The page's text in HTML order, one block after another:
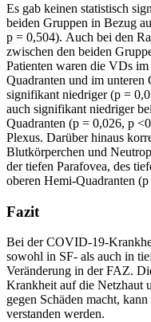
Es gab keinen statistisch
beiden Gruppen in Bezug
p = 0,504). Auch bei den
zwischen den beiden
Patienten waren die VDs
Quadranten und im unteren
signifikant niedriger (p =
auch signifikant niedriger
Quadranten (p = 0,026, p
Plexus. Darüber hinaus
Blutkörperchen und
der tiefen Parafovea, des
oberen Hemi-Quadranten
Fazit
Bei der COVID-19-
sowohl in SF- als auch in
Veränderung in der FAZ.
Krankheit auf die Netzhaut
gegen Schäden macht,
verstanden werden.